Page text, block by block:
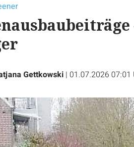
Gettkowski | 01.07.2026 07:01